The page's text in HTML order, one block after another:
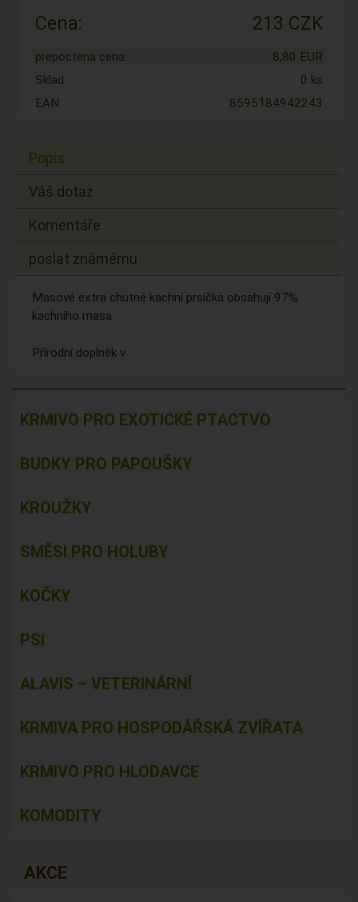
Cena: 213 CZK
prepoctena cena:
8,80 EUR
Sklad:
0 ks
EAN:
8595184942243
Popis
Váš dotaz
Komentáře
poslat známému
Masové extra chutné kachní prsíčka obsahují 97%
kachního masa.
Přírodní doplněk v
KRMIVO PRO EXOTICKÉ PTACTVO
BUDKY PRO PAPOUŠKY
KROUŽKY
SMĚSI PRO HOLUBY
KOČKY
PSI
ALAVIS – VETERINÁRNÍ
KRMIVA PRO HOSPODÁŘSKÁ ZVÍŘATA
KRMIVO PRO HLODAVCE
KOMODITY
AKCE